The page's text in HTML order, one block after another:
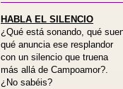
HABLA EL SILENCIO
¿Qué está sonando, qué
qué anuncia ese resplandor
con un silencio que truena
más allá de Campoamor?.
¿No sabéis?